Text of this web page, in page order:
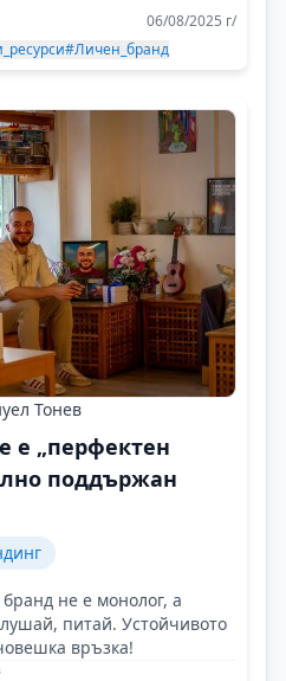
06/08/2025 г/
#Личен_бранд
Тонев
е „перфектен
поддържан
не е монолог, а
питай. Устойчивото
връзка!